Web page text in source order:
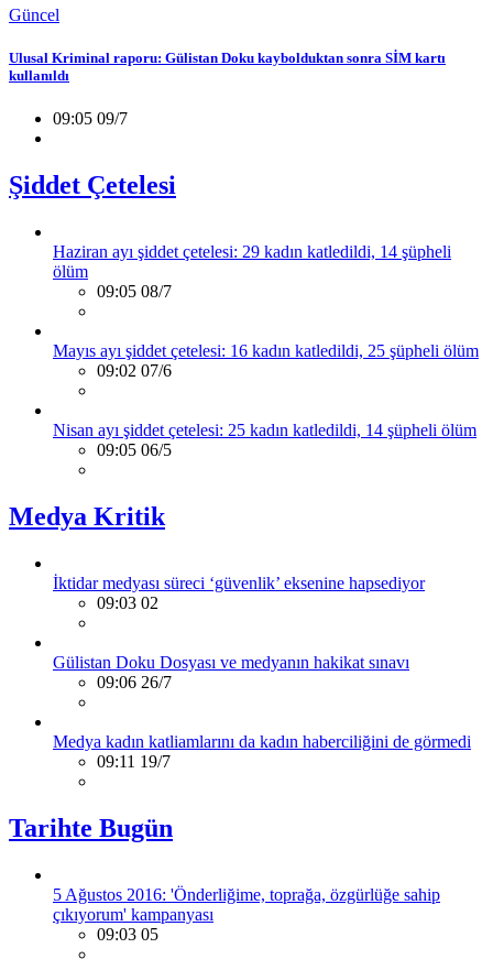
Güncel
Ulusal Kriminal raporu: Gülistan Doku kaybolduktan sonra SİM kartı
kullanıldı
09:05 09/7
Şiddet Çetelesi
Haziran ayı şiddet çetelesi: 29 kadın katledildi, 14 şüpheli
ölüm
09:05 08/7
Mayıs ayı şiddet çetelesi: 16 kadın katledildi, 25 şüpheli ölüm
09:02 07/6
Nisan ayı şiddet çetelesi: 25 kadın katledildi, 14 şüpheli ölüm
09:05 06/5
Medya Kritik
İktidar medyası süreci ‘güvenlik’ eksenine hapsediyor
09:03 02
Gülistan Doku Dosyası ve medyanın hakikat sınavı
09:06 26/7
Medya kadın katliamlarını da kadın haberciliğini de görmedi
09:11 19/7
Tarihte Bugün
5 Ağustos 2016: 'Önderliğime, toprağa, özgürlüğe sahip
çıkıyorum' kampanyası
09:03 05